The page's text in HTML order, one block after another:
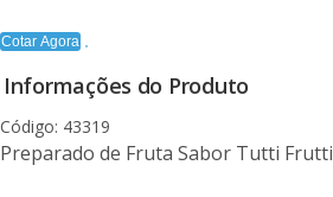
Cotar Agora
Informações do Produto
Código: 43319
Preparado de Fruta Sabor Tutti Frutti